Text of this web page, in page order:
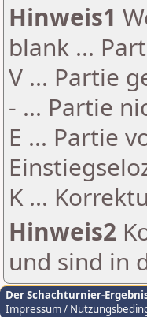
Hinweis1
blank ...
V ... Partie
- ... Partie
E ... Partie
K ...
Hinweis2
und sind in
Der Schachturnier-
Impressum /